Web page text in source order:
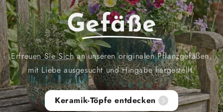
Gefäße
Erfreuen Sie Sich an unseren originalen Pflanzgefäßen,
mit Liebe ausgesucht und Hingabe hergestellt.
Keramik-Töpfe entdecken